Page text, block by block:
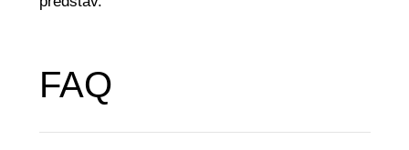
FAQ